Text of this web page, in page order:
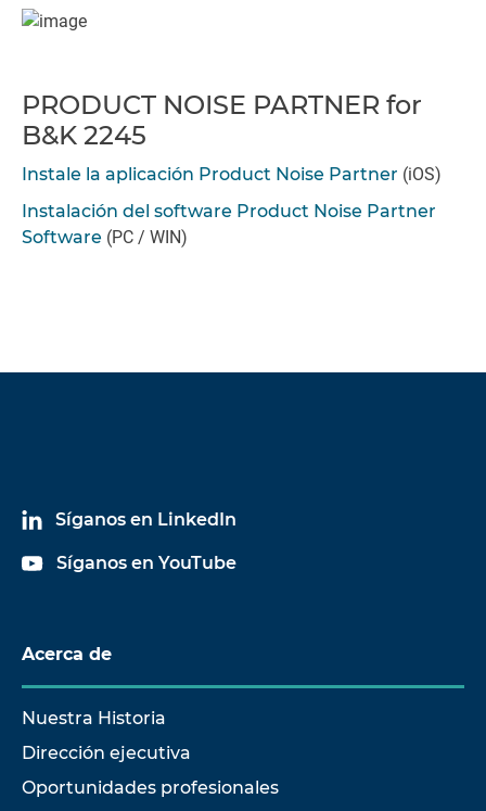
PRODUCT NOISE PARTNER for
B&K 2245
Instale la aplicación Product Noise Partner (iOS)
Instalación del software Product Noise Partner
Software (PC / WIN)
Síganos en LinkedIn
Síganos en YouTube
Acerca de
Nuestra Historia
Dirección ejecutiva
Oportunidades profesionales